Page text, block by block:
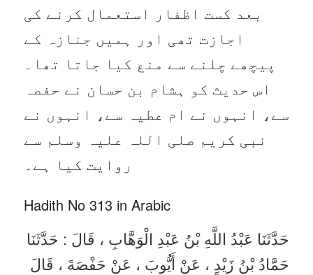
بعد کست اظفار استعمال کرنے کی
اجازت تھی اور ہمیں جنازہ کے
پیچھے چلنے سے منع کیا جاتا تھا۔
اس حدیث کو ہشام بن حسان نے حفصہ
سے، انہوں نے ام عطیہ سے، انہوں نے
نبی کریم صلی اللہ علیہ وسلم سے
روایت کیا ہے۔
Hadith No 313 in Arabic
حَدَّثَنَا عَبْدُ اللَّهِ بْنُ عَبْدِ الْوَهَّابِ ، قَالَ : حَدَّثَنَا
حَمَّادُ بْنُ زَيْدٍ ، عَنْ أَيُّوبَ ، عَنْ حَفْصَةَ ، قَالَ